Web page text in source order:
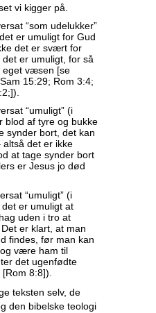
vi kigger på.
“som udelukker”
er umuligt for Gud
det er svært for
er umuligt, for så
eget væsen [se
15:29; Rom 3:4;
“umuligt” (i
blod af tyre og bukke
synder bort, det kan
altså det er ikke
at tage synder bort
er Jesus jo død
“umuligt” (i
er umuligt at
uden i tro at
er klart, at man
findes, før man kan
være ham til
det ugenfødte
8:8]).
teksten selv, de
den bibelske teologi